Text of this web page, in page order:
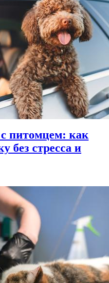
питомцем: как
без стресса и